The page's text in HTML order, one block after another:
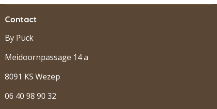
Contact
By Puck
Meidoornpassage 14 a
8091 KS Wezep
06 40 98 90 32